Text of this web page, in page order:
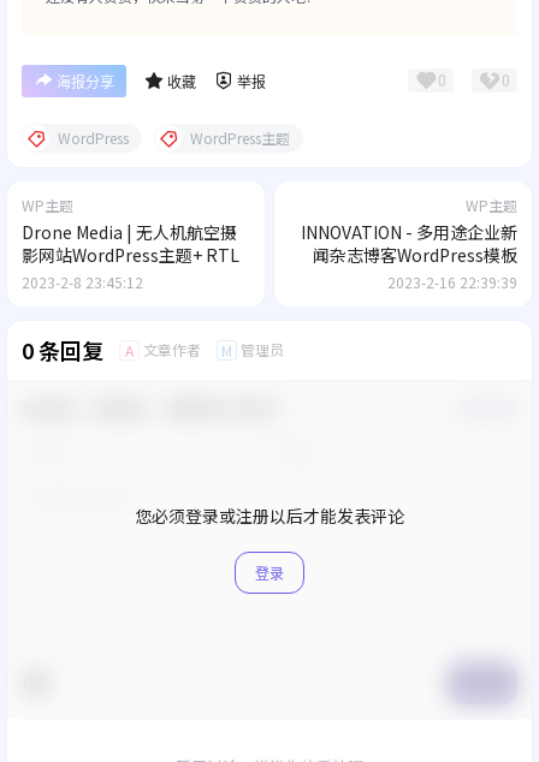
海报分享 收藏 举报 0 0
WordPress WordPress主题
WP主题
Drone Media | 无人机航空摄
影网站WordPress主题+ RTL
2023-2-8 23:45:12
WP主题
INNOVATION - 多用途企业新
闻杂志博客WordPress模板
2023-2-16 22:39:39
0 条回复 A 文章作者 M 管理员
您必须登录或注册以后才能发表评论
登录